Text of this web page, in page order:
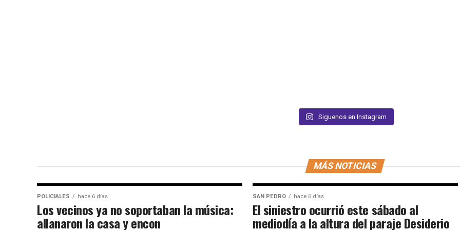
Siguenos en Instagram
MÁS NOTICIAS
POLICIALES hace 6 días
Los vecinos ya no soportaban la música:
allanaron la casa y encon
SAN PEDRO hace 6 días
El siniestro ocurrió este sábado al
mediodía a la altura del paraje Desiderio